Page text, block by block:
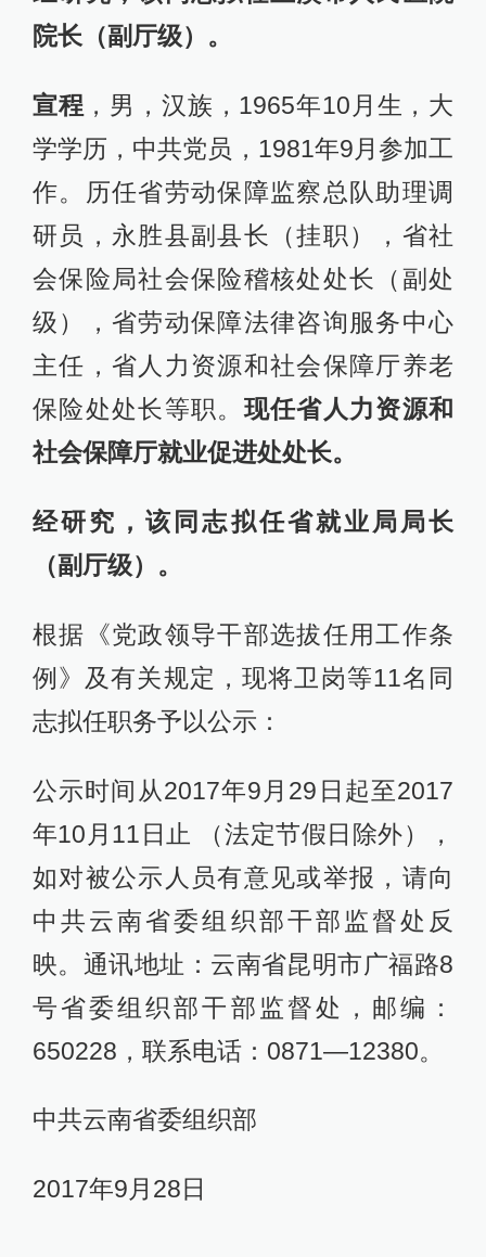
院长（副厅级）。
宣程 ，男，汉族，1965年10月生，大
学学历，中共党员，1981年9月参加工
作。历任省劳动保障监察总队助理调
研员，永胜县副县长（挂职），省社
会保险局社会保险稽核处处长（副处
级），省劳动保障法律咨询服务中心
主任，省人力资源和社会保障厅养老
保险处处长等职。现任省人力资源和
社会保障厅就业促进处处长。
经研究，该同志拟任省就业局局长
（副厅级）。
根据《党政领导干部选拔任用工作条
例》及有关规定，现将卫岗等11名同
志拟任职务予以公示：
公示时间从2017年9月29日起至2017
年10月11日止 （法定节假日除外），
如对被公示人员有意见或举报，请向
中共云南省委组织部干部监督处反
映。通讯地址：云南省昆明市广福路8
号省委组织部干部监督处，邮编：
650228，联系电话：0871—12380。
中共云南省委组织部
2017年9月28日